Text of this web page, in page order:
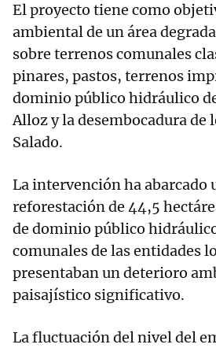
El proyecto tiene como
ambiental de un área
sobre terrenos comunales
pinares, pastos, terrenos
dominio público hidráulico
Alloz y la desembocadura de
Salado.
La intervención ha abarcado
reforestación de 44,5
de dominio público
comunales de las entidades
presentaban un deterioro
paisajístico significativo.
La fluctuación del nivel del